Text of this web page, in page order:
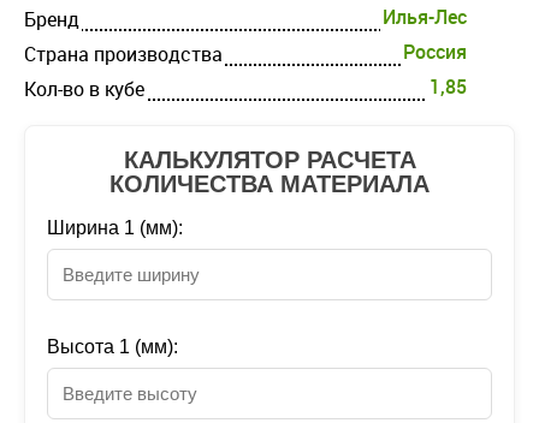
Бренд
Илья-Лес
Страна производства
Россия
Кол-во в кубе
1,85
КАЛЬКУЛЯТОР РАСЧЕТА
КОЛИЧЕСТВА МАТЕРИАЛА
Ширина 1 (мм):
Высота 1 (мм):